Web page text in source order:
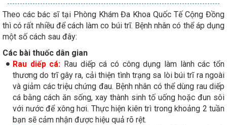
Theo các bác sĩ tại Phòng Khám Đa Khoa Quốc Tế Cộng Đồng
thì có rất nhiều để cách làm co búi trĩ. Bệnh nhân có thể áp dụng
một số cách sau đây:
Các bài thuốc dân gian
Rau diếp cá: Rau diếp cá có công dụng làm lành các tổn
thương do trĩ gây ra, cải thiện tình trạng sa lòi búi trĩ ra ngoài
và giảm các triệu chứng đau. Bệnh nhân có thể dùng rau diếp
cá bằng cách ăn sống, xay thành sinh tố uống hoặc đun sôi
với nước để xông hơi. Thực hiện kiên trì trong khoảng 2 tuần
bạn sẽ cảm nhận được hiệu quả rõ rệt.